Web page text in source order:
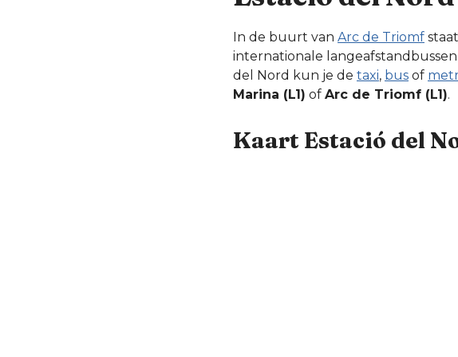
In de buurt van Arc de Triomf
internationale
del Nord kun je de taxi, bus of
Marina (L1) of Arc de Triomf (L1).
Kaart Estació del